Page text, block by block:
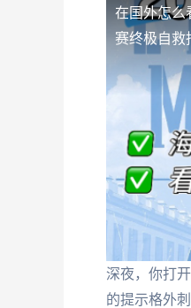
在国外怎么
赛终极自救
深夜，你打
的提示格外